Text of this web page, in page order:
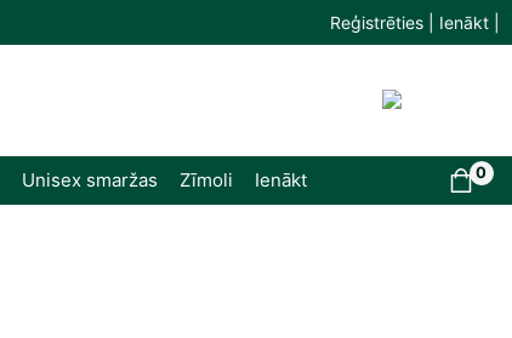
Reģistrēties | Ienākt |
Unisex smaržas Zīmoli Ienākt 0